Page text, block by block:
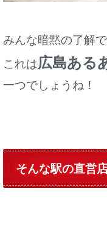
みんな暗黙の了解
これは広島ある
一つでしょうね！
そんな駅の直営